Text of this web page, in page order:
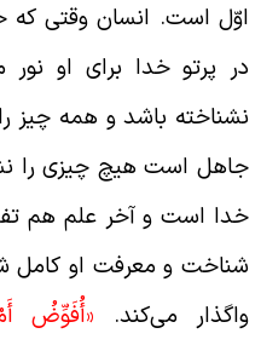
است. انسان وقتی که
پرتو خدا برای او نور
باشد و همه چیز
است هیچ چیزی را
است و آخر علم هم
و معرفت او کامل
می‌کند.
«أُفَوِّضُ